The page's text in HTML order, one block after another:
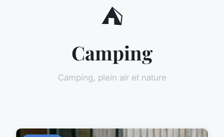
⛺
Camping
Camping, plein air et nature